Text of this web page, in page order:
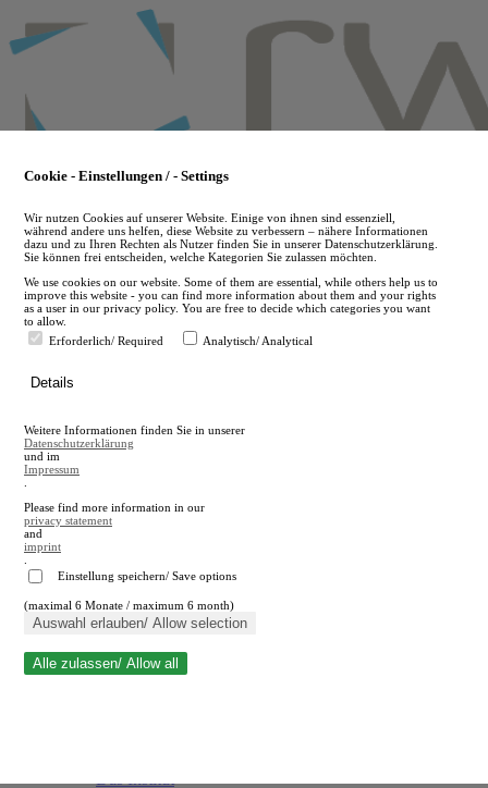
to
main
en
A
A
Suche schließen
Cookie - Einstellungen / - Settings
Wir nutzen Cookies auf unserer Website. Einige von ihnen sind essenziell,
während andere uns helfen, diese Website zu verbessern – nähere Informationen
dazu und zu Ihren Rechten als Nutzer finden Sie in unserer Datenschutzerklärung.
Sie können frei entscheiden, welche Kategorien Sie zulassen möchten.
We use cookies on our website. Some of them are essential, while others help us to
improve this website - you can find more information about them and your rights
as a user in our privacy policy. You are free to decide which categories you want
to allow.
Erforderlich/ Required
Analytisch/ Analytical
Details
Weitere Informationen finden Sie in unserer
Datenschutzerklärung
und im
Impressum
Please find more information in our
privacy statement
and
imprint
Einstellung speichern/ Save options
(maximal 6 Monate / maximum 6 month)
Auswahl erlauben/ Allow selection
Alle zulassen/ Allow all